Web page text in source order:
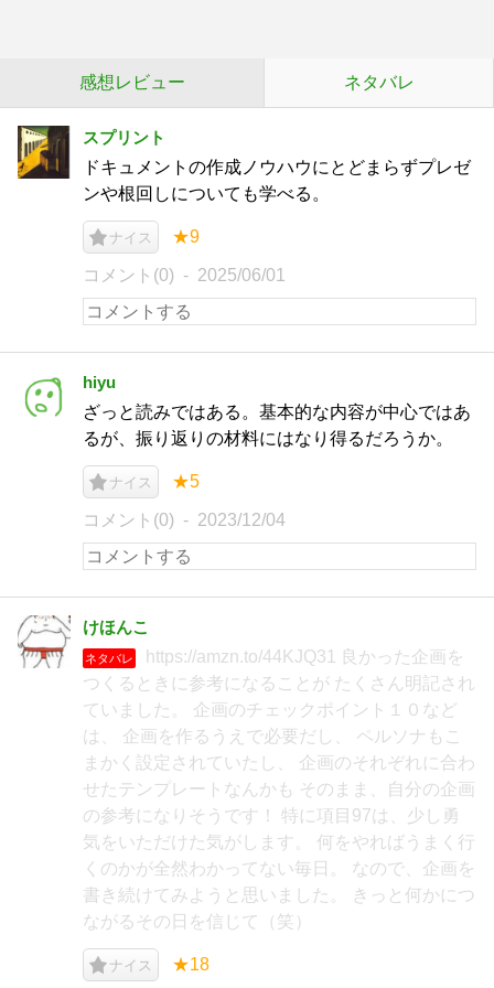
感想レビュー ネタバレ
スプリント
ドキュメントの作成ノウハウにとどまらずプレゼ
ンや根回しについても学べる。
ナイス ★9
コメント(0) 2025/06/01
hiyu
ざっと読みではある。基本的な内容が中心ではあ
るが、振り返りの材料にはなり得るだろうか。
ナイス ★5
コメント(0) 2023/12/04
けほんこ
ネタバレ
https://amzn.to/44KJQ31 良かった企画を
つくるときに参考になることが たくさん明記され
ていました。 企画のチェックポイント１０など
は、 企画を作るうえで必要だし、 ペルソナもこ
まかく設定されていたし、 企画のそれぞれに合わ
せたテンプレートなんかも そのまま、自分の企画
の参考になりそうです！ 特に項目97は、少し勇
気をいただけた気がします。 何をやればうまく行
くのかが全然わかってない毎日。 なので、企画を
書き続けてみようと思いました。 きっと何かにつ
ながるその日を信じて（笑）
ナイス ★18